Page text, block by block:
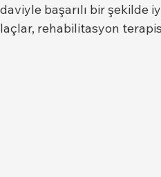
başarılı bir şekilde
rehabilitasyon